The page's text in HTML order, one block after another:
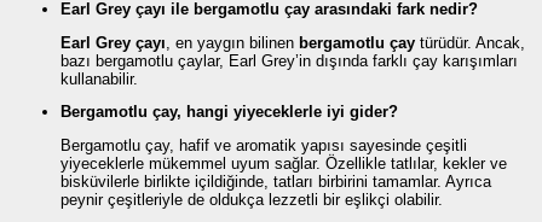
Earl Grey çayı ile bergamotlu çay arasındaki fark nedir?
Earl Grey çayı , en yaygın bilinen bergamotlu çay türüdür. Ancak,
bazı bergamotlu çaylar, Earl Grey’in dışında farklı çay karışımları
kullanabilir.
Bergamotlu çay, hangi yiyeceklerle iyi gider?
Bergamotlu çay, hafif ve aromatik yapısı sayesinde çeşitli
yiyeceklerle mükemmel uyum sağlar. Özellikle tatlılar, kekler ve
bisküvilerle birlikte içildiğinde, tatları birbirini tamamlar. Ayrıca
peynir çeşitleriyle de oldukça lezzetli bir eşlikçi olabilir.